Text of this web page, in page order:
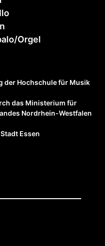
Orgel
der Hochschule für Musik
das Ministerium für
Nordrhein-Westfalen
Essen